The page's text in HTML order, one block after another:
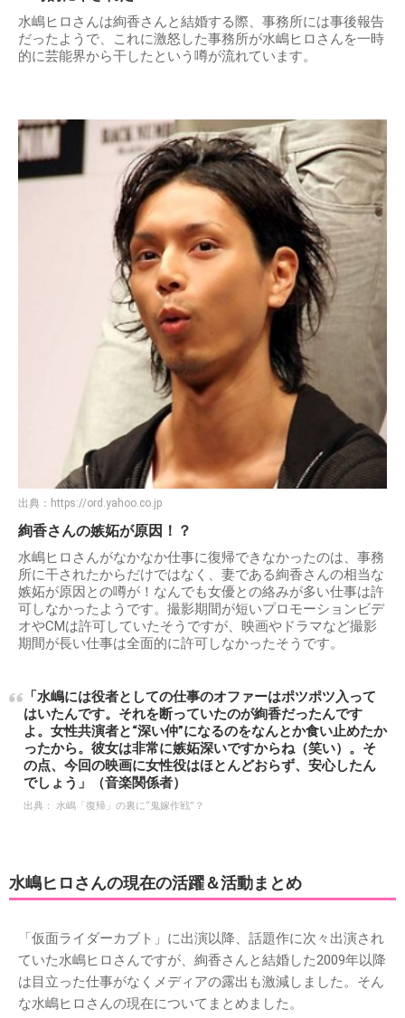
水嶋ヒロさんは絢香さんと結婚する際、事務所には事後報告
だったようで、これに激怒した事務所が水嶋ヒロさんを一時
的に芸能界から干したという噂が流れています。
出典： https://ord.yahoo.co.jp
絢香さんの嫉妬が原因！？
水嶋ヒロさんがなかなか仕事に復帰できなかったのは、事務
所に干されたからだけではなく、妻である絢香さんの相当な
嫉妬が原因との噂が！なんでも女優との絡みが多い仕事は許
可しなかったようです。撮影期間が短いプロモーションビデ
オやCMは許可していたそうですが、映画やドラマなど撮影
期間が長い仕事は全面的に許可しなかったそうです。
「水嶋には役者としての仕事のオファーはポツポツ入って
はいたんです。それを断っていたのが絢香だったんです
よ。女性共演者と“深い仲”になるのをなんとか食い止めたか
ったから。彼女は非常に嫉妬深いですからね（笑い）。そ
の点、今回の映画に女性役はほとんどおらず、安心したん
でしょう」（音楽関係者）
出典： 水嶋「復帰」の裏に“鬼嫁作戦”？
水嶋ヒロさんの現在の活躍＆活動まとめ
「仮面ライダーカブト」に出演以降、話題作に次々出演され
ていた水嶋ヒロさんですが、絢香さんと結婚した2009年以降
は目立った仕事がなくメディアの露出も激減しました。そん
な水嶋ヒロさんの現在についてまとめました。